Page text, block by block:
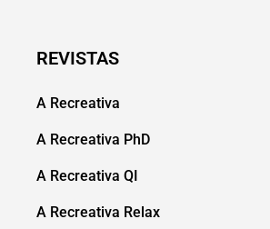
REVISTAS
A Recreativa
A Recreativa PhD
A Recreativa QI
A Recreativa Relax